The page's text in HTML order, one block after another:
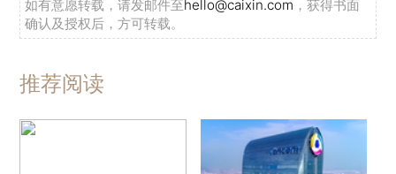
如有意愿转载，请发邮件至hello@caixin.com ，获得书面
确认及授权后，方可转载。
推荐阅读